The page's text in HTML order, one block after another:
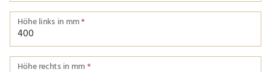
Welche Breite für oben ist korrekt?
Höhe links in mm*
Welche Höhe für links ist korrekt?
Höhe rechts in mm*